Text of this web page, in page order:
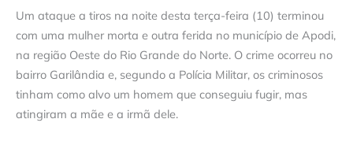
Um ataque a tiros na noite desta terça-feira (10) terminou
com uma mulher morta e outra ferida no município de Apodi,
na região Oeste do Rio Grande do Norte. O crime ocorreu no
bairro Garilândia e, segundo a Polícia Militar, os criminosos
tinham como alvo um homem que conseguiu fugir, mas
atingiram a mãe e a irmã dele.